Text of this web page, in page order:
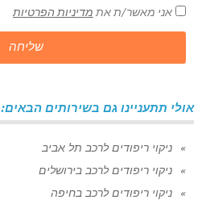
אני מאשר/ת את מדיניות הפרטיות
שליחה
אולי תתעניינו גם בשירותים הבאים:
ניקוי ריפודים לרכב תל אביב
ניקוי ריפודים לרכב בירושלים
ניקוי ריפודים לרכב בחיפה